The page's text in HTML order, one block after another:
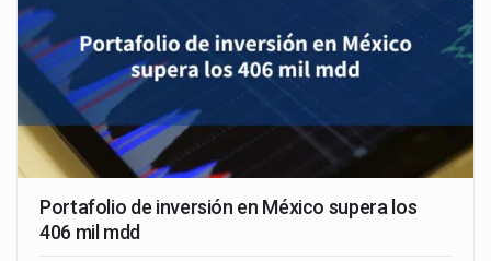
Portafolio de inversión en México supera los
406 mil mdd